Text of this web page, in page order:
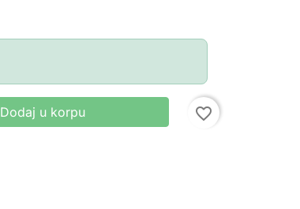
Dodaj u korpu favorite_border